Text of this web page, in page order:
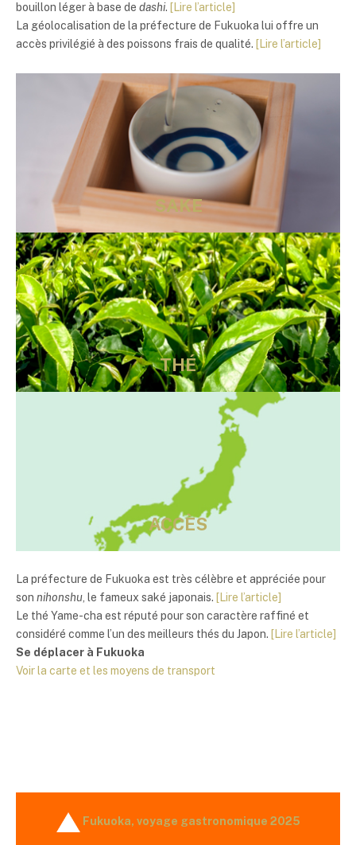
bouillon léger à base de dashi. [Lire l’article]
La géolocalisation de la préfecture de Fukuoka lui offre un
accès privilégié à des poissons frais de qualité. [Lire l’article]
SAKE
THÉ
ACCÈS
La préfecture de Fukuoka est très célèbre et appréciée pour
son nihonshu , le fameux saké japonais. [Lire l’article]
Le thé Yame-cha est réputé pour son caractère raffiné et
considéré comme l’un des meilleurs thés du Japon. [Lire l’article]
Se déplacer à Fukuoka
Voir la carte et les moyens de transport
Fukuoka, voyage gastronomique 2025